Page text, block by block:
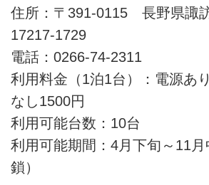
住所：〒391-0115 長野県諏
17217-1729
電話：0266-74-2311
利用料金（1泊1台）：電源あ
なし1500円
利用可能台数：10台
利用可能期間：4月下旬～11月
鎖）